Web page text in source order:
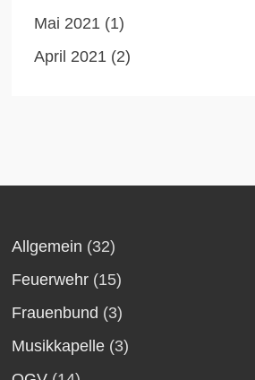
Mai 2021 (1)
April 2021 (2)
Allgemein (32)
Feuerwehr (15)
Frauenbund (3)
Musikkapelle (3)